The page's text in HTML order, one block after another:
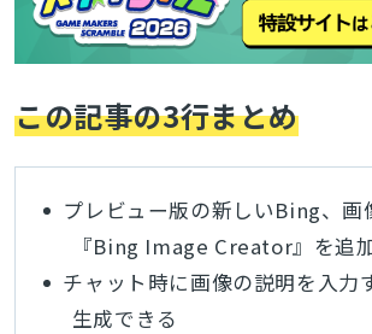
この記事の3行まとめ
プレビュー版の新しいBing、画
『Bing Image Creator』を追
チャット時に画像の説明を入力
生成できる